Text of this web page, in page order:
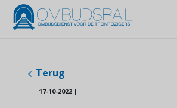
Terug
17-10-2022 |